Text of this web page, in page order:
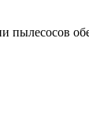
пылесосов